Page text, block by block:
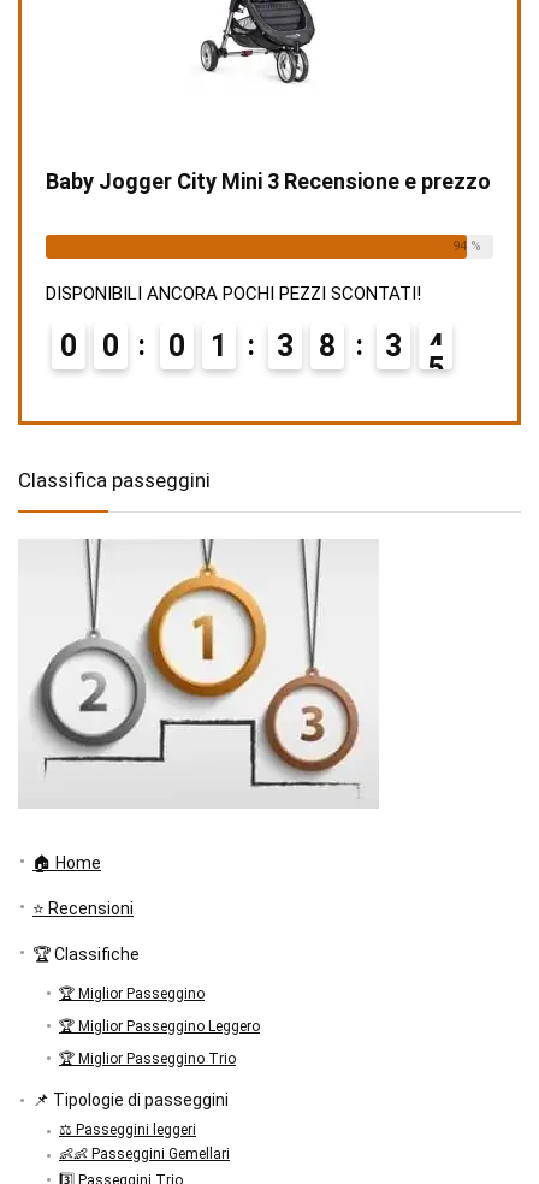
Baby Jogger City Mini 3 Recensione e prezzo
Available:16
94 %
DISPONIBILI ANCORA POCHI PEZZI SCONTATI!
0 0 0 1 3 8 3 3
Classifica passeggini
🏠 Home
⭐ Recensioni
🏆 Classifiche
🏆 Miglior Passeggino
🏆 Miglior Passeggino Leggero
🏆 Miglior Passeggino Trio
📌 Tipologie di passeggini
⚖️ Passeggini leggeri
👶👶 Passeggini Gemellari
3️⃣ Passeggini Trio